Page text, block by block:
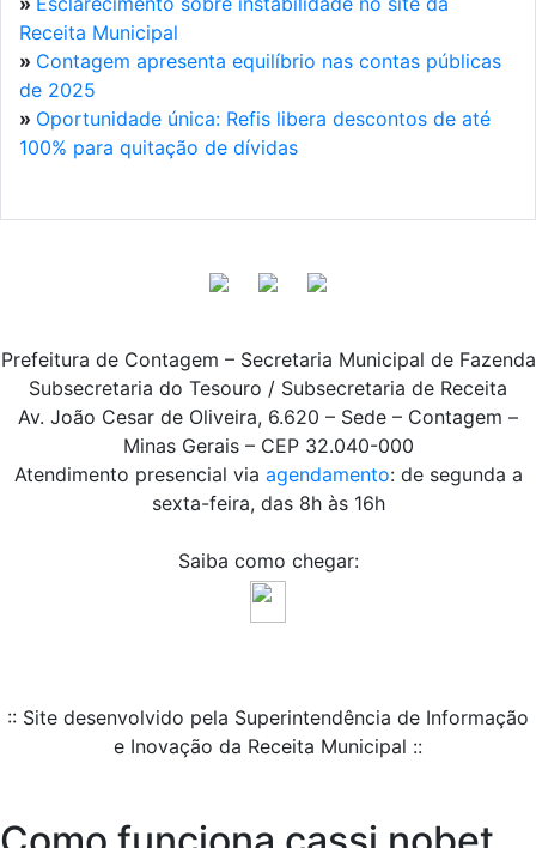
Receita Municipal
» Contagem apresenta equilíbrio nas contas públicas
de 2025
» Oportunidade única: Refis libera descontos de até
100% para quitação de dívidas
Prefeitura de Contagem – Secretaria Municipal de Fazenda
Subsecretaria do Tesouro / Subsecretaria de Receita
Av. João Cesar de Oliveira, 6.620 – Sede – Contagem –
Minas Gerais – CEP 32.040-000
Atendimento presencial via agendamento: de segunda a
sexta-feira, das 8h às 16h
Saiba como chegar:
:: Site desenvolvido pela Superintendência de Informação
e Inovação da Receita Municipal ::